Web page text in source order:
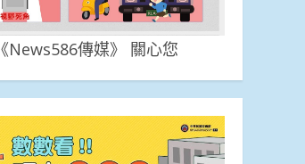
《News586傳媒》 關心您